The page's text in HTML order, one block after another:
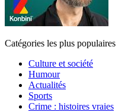
Catégories les plus populaires
Culture et société
Humour
Actualités
Sports
Crime : histoires vraies